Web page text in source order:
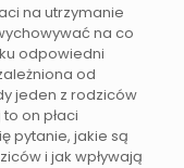
na utrzymanie
na co
odpowiedni
od
jeden z rodziców
on płaci
pytanie, jakie są
i jak wpływają